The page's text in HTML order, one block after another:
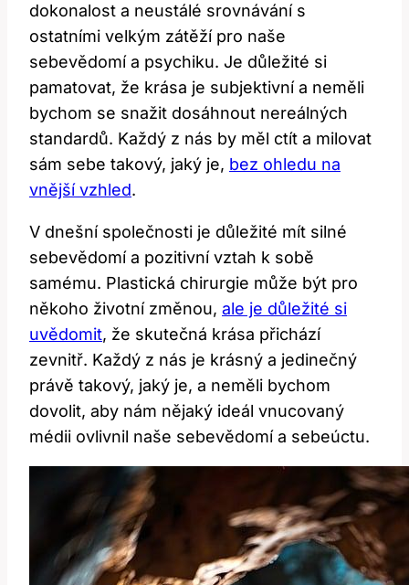
dokonalost a neustálé srovnávání s
ostatními velkým zátěží pro naše
sebevědomí a psychiku. Je důležité si
pamatovat, že krása je subjektivní a neměli
bychom se snažit dosáhnout nereálných
standardů. Každý z nás by měl ctít a milovat
sám sebe takový, jaký je, bez ohledu na
vnější vzhled.
V dnešní společnosti je důležité mít silné
sebevědomí a pozitivní vztah k sobě
samému. Plastická chirurgie může být pro
někoho životní změnou, ale je důležité si
uvědomit, že skutečná krása přichází
zevnitř. Každý z nás je krásný a jedinečný
právě takový, jaký je, a neměli bychom
dovolit, aby nám nějaký ideál vnucovaný
médii ovlivnil naše sebevědomí a sebeúctu.